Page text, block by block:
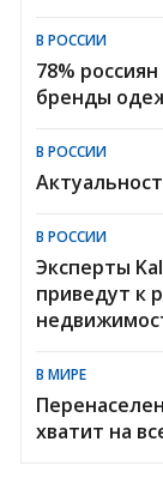
В РОССИИ
78%
бренды
В РОССИИ
В РОССИИ
Эксперты
приведут к
В МИРЕ
хватит на